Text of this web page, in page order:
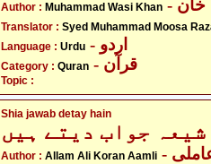
Author : Muhammad Wasi Khan خان
Translator : Syed Muhammad Moosa
Language : Urdu - اردو
Category : Quran - قرآن
Topic :
Shia jawab detay hain
Author : Allam Ali Koran Aamli